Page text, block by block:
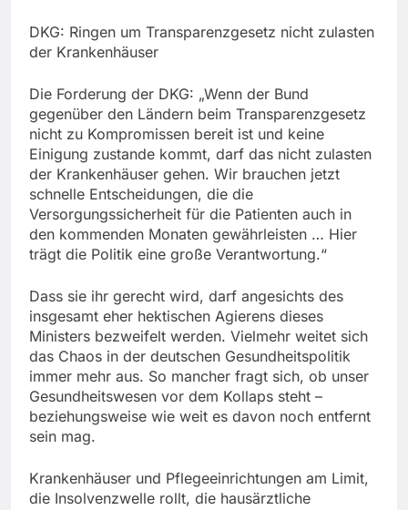
DKG: Ringen um Transparenzgesetz nicht zulasten
der Krankenhäuser
Die Forderung der DKG: „Wenn der Bund
gegenüber den Ländern beim Transparenzgesetz
nicht zu Kompromissen bereit ist und keine
Einigung zustande kommt, darf das nicht zulasten
der Krankenhäuser gehen. Wir brauchen jetzt
schnelle Entscheidungen, die die
Versorgungssicherheit für die Patienten auch in
den kommenden Monaten gewährleisten … Hier
trägt die Politik eine große Verantwortung.“
Dass sie ihr gerecht wird, darf angesichts des
insgesamt eher hektischen Agierens dieses
Ministers bezweifelt werden. Vielmehr weitet sich
das Chaos in der deutschen Gesundheitspolitik
immer mehr aus. So mancher fragt sich, ob unser
Gesundheitswesen vor dem Kollaps steht –
beziehungsweise wie weit es davon noch entfernt
sein mag.
Krankenhäuser und Pflegeeinrichtungen am Limit,
die Insolvenzwelle rollt, die hausärztliche